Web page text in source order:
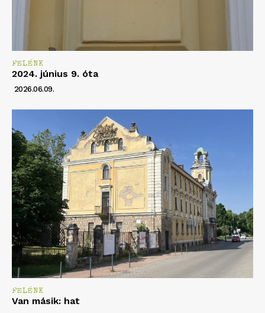
FELÉNK
2024. június 9. óta
2026.06.09.
FELÉNK
Van másik: hat